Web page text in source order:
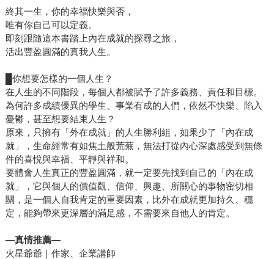
感謝的心，任何事情都值得我們喜悅感激，就連今天天氣放
晴、今天的自己耳聰目明、今天的三餐有著落，都值得我們
深深感謝感激。搭配書中附贈的「誦句」，每天大聲跟著唸
唱複誦，就能夠有效影響我們的潛意識，讓潛意識的本質變
到我們身邊。懷著感謝感恩的心，維持心靈的健康活躍，你
的人生就必定能逢凶化吉、健康平安、好運連連。仔細想
想，熱愛本書的大谷翔平、稻盛和夫、松下幸之助，哪位成
功人士不是滿滿正能量呢？全球新聞都讚嘆大谷翔平的球
技，同時也讚嘆他「從來沒有壞脾氣和負面言行」，溫暖正
面的能量感動了許多觀眾，甚至沒在看棒球的民眾，都願意
多聽他的相關報導，去欣賞他的特質。他在人們心中早已超
越了一般球星，成為偶像一般的存在。正向思考不僅能讓我
們收穫更多正能量，也讓我們有機會去感染更多人，讓別人
正向樂觀，其效果可見一斑！ 行文至此，我們編輯部也深深
感謝有此機緣，讓我們遇到這本神奇的命運之書。有同事已
經開始實踐書中指引，以正向的方式面對萬事萬物，我們不
終其一生，你的幸福快樂與否，
唯有你自己可以定義。
即刻跟隨這本書踏上內在成就的探尋之旅，
活出豐盈圓滿的真我人生。
█你想要怎樣的一個人生？
在人生的不同階段，每個人都被賦予了許多義務、責任和目標。
為何許多成績優異的學生、事業有成的人們，依然不快樂、陷入
憂鬱，甚至想要結束人生？
原來，只擁有「外在成就」的人生勝利組，如果少了「內在成
就」，生命經常有如焦土般荒蕪，無法打從內心深處感受到無條
件的喜悅與幸福、平靜與祥和。
要體會人生真正的豐盈圓滿，就一定要先找到自己的「內在成
就」，它與個人的價值觀、信仰、興趣、所關心的事物密切相
關，是一個人自我肯定的重要因素，比外在成就更加持久、穩
定，能夠帶來更深層的滿足感，不需要來自他人的肯定。
—真情推薦—
火星爺爺｜作家、企業講師